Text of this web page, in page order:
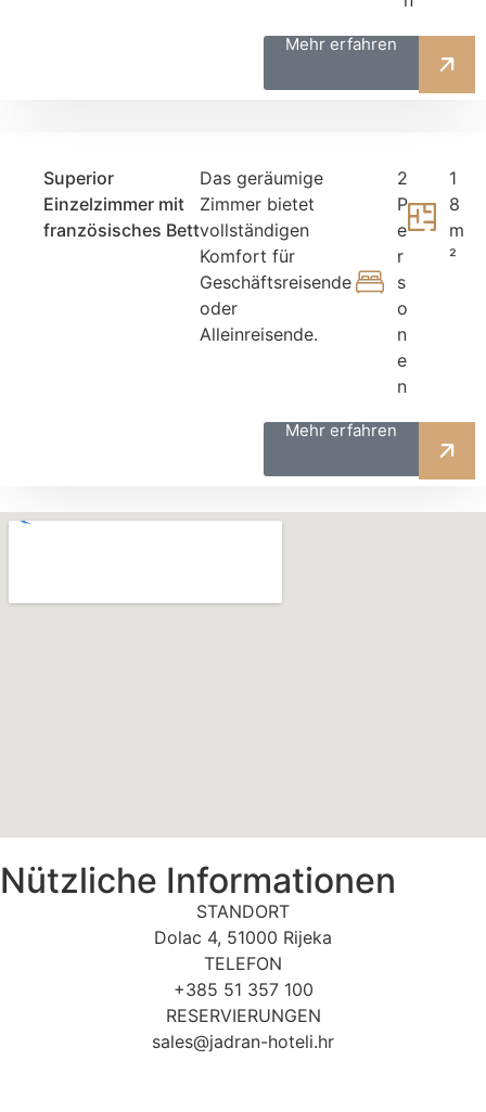
Mehr erfahren
Superior
Einzelzimmer mit
französisches Bett
Das geräumige
Zimmer bietet
vollständigen
Komfort für
Geschäftsreisende
oder
Alleinreisende.
2
P
e
r
s
o
n
e
n
1
8
m
²
Mehr erfahren
Nützliche Informationen
STANDORT
Dolac 4, 51000 Rijeka
TELEFON
+385 51 357 100
RESERVIERUNGEN
sales@jadran-hoteli.hr